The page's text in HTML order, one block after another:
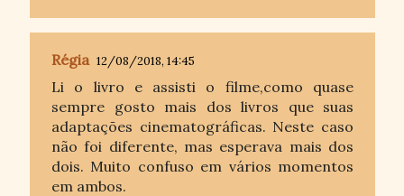
Régia 12/08/2018, 14:45
Li o livro e assisti o filme,como quase
sempre gosto mais dos livros que suas
adaptações cinematográficas. Neste caso
não foi diferente, mas esperava mais dos
dois. Muito confuso em vários momentos
em ambos.